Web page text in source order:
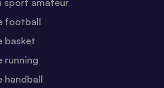
sport amateur
football
basket
running
handball